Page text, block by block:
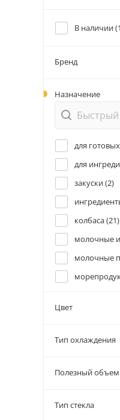
В наличии (
Бренд
Назначение
для
для
закуски (2)
колбаса (21)
молочные
молочные
салаты (50)
сыр (3
Цвет
Тип охлаждения
Полезный объем
Тип стекла